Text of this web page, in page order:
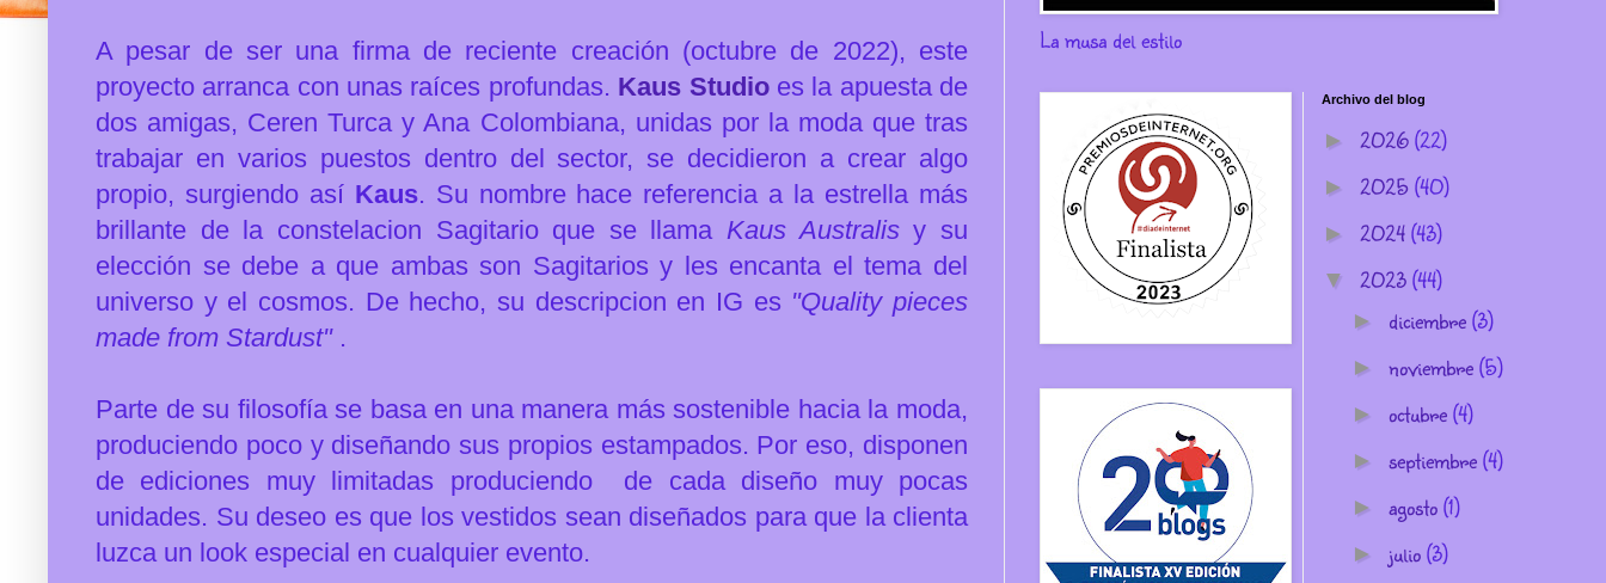
A pesar de ser una firma de reciente creación (octubre de 2022), este
proyecto arranca con unas raíces profundas. Kaus Studioes la apuesta de
dos amigas, Ceren Turca y Ana Colombiana, unidas por la moda que tras
trabajar en varios puestos dentro del sector, se decidieron a crear algo
propio, surgiendo así Kaus. Su nombre hace referencia a la estrella más
brillante de la constelacion Sagitario que se llama Kaus Australisy su
elección se debe a que ambas son Sagitarios y les encanta el tema del
universo y el cosmos. De hecho, su descripcion en IG es "Quality pieces
made from Stardust".
Parte de su filosofía se basa en una manera más sostenible hacia la moda,
produciendo poco y diseñando sus propios estampados. Por eso, disponen
de ediciones muy limitadas produciendo de cada diseño muy pocas
unidades. Su deseo es que los vestidos sean diseñados para que la clienta
luzca un look especial en cualquier evento.
La musa del estilo
Archivo del blog
► 2026(22)
► 2025(40)
► 2024(43)
▼ 2023(44)
► diciembre(3)
► noviembre(5)
► octubre(4)
► septiembre(4)
► agosto(1)
► julio(3)